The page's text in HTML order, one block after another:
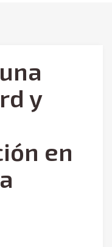
y
en